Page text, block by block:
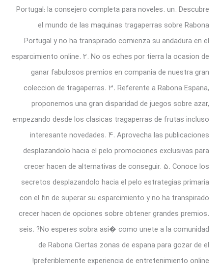
Portugal: la consejero completa para noveles. un. Descubre
el mundo de las maquinas tragaperras sobre Rabona
Portugal y no ha transpirado comienza su andadura en el
esparcimiento online. 2. No os eches por tierra la ocasion de
ganar fabulosos premios en compania de nuestra gran
coleccion de tragaperras. 3. Referente a Rabona Espana,
proponemos una gran disparidad de juegos sobre azar,
empezando desde los clasicas tragaperras de frutas incluso
interesante novedades. 4. Aprovecha las publicaciones
desplazandolo hacia el pelo promociones exclusivas para
crecer hacen de alternativas de conseguir. 5. Conoce los
secretos desplazandolo hacia el pelo estrategias primaria
con el fin de superar su esparcimiento y no ha transpirado
crecer hacen de opciones sobre obtener grandes premios.
seis. ?No esperes sobra asi� como unete a la comunidad
de Rabona Ciertas zonas de espana para gozar de el
preferiblemente experiencia de entretenimiento online!